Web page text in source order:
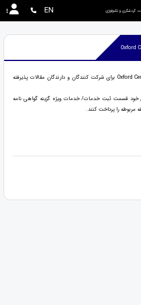
گردشگری و تکنولوژی EN
امکان صدور گواهی نامه بین المللی Oxford Cert Universal برای شرکت کنندگان و دارندگان مقالات پذیرفته
خود قسمت ثبت خدمات/ خدمات ویژه گزینه گواهی نامه